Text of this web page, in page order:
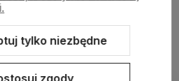
Szablon Shoper Modern 3.0™
tylko niezbędne
zgody